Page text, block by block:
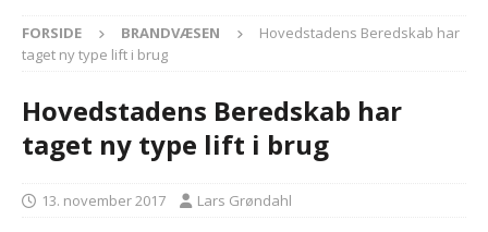
FORSIDE BRANDVÆSEN
Hovedstadens Beredskab har
taget ny type lift i brug
Hovedstadens Beredskab har
taget ny type lift i brug
13. november 2017 Lars Grøndahl